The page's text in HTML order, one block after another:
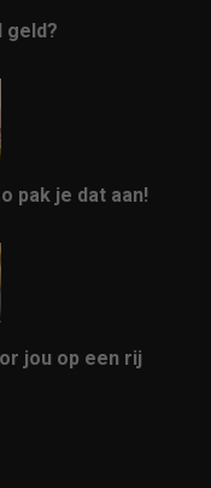
geld?
pak je dat aan!
jou op een rij